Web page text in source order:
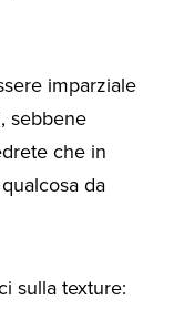
imparziale
sebbene
che in
da
sulla texture: